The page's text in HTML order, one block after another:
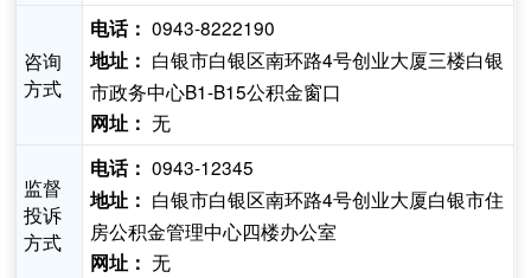
咨询
方式
电话： 0943-8222190
地址： 白银市白银区南环路4号创业大厦三楼白银
市政务中心B1-B15公积金窗口
网址： 无
监督
投诉
方式
电话： 0943-12345
地址： 白银市白银区南环路4号创业大厦白银市住
房公积金管理中心四楼办公室
网址： 无